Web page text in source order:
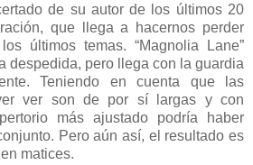
de su autor de los últimos 20
que llega a hacernos perder
últimos temas. “Magnolia Lane”
despedida, pero llega con la guardia
Teniendo en cuenta que las
ver son de por sí largas y con
más ajustado podría haber
Pero aún así, el resultado es
matices.